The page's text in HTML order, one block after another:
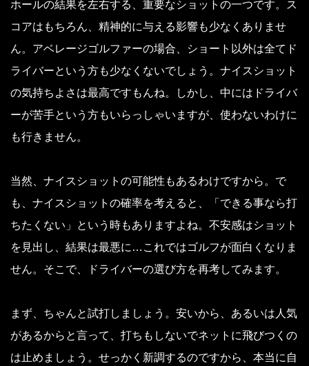
ホールの結果を左右する、重要なショットの一つです。ス
コアはもちろん、精神的に与える影響も少なくありませ
ん。アベレージゴルファーの場合、ショート以外は全てド
ライバーという方も少なくないでしょう。ナイスショット
の気持ちよさは最高ですもんね。しかし、中にはドライバ
ーが苦手という方もいらっしゃいますが、使わないわけに
も行きません。
当然、ナイスショットの可能性もあるわけですから。で
も、ナイスショットの確率を考えると、「できる事なら打
ちたくない」という時もありますよね。不安感はショット
を見出し、結果は最悪に…これではゴルフが面白くなりま
せん。そこで、ドライバーの選び方を再考してみます。
まず、ちゃんと試打しましょう。安いから、あるいは人気
があるからと言って、打ちもしないでネットに飛びつくの
は止めましょう。せっかく新調するのですから、本当に自